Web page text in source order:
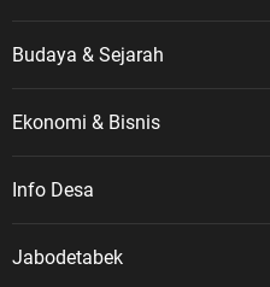
Budaya & Sejarah
Ekonomi & Bisnis
Info Desa
Jabodetabek